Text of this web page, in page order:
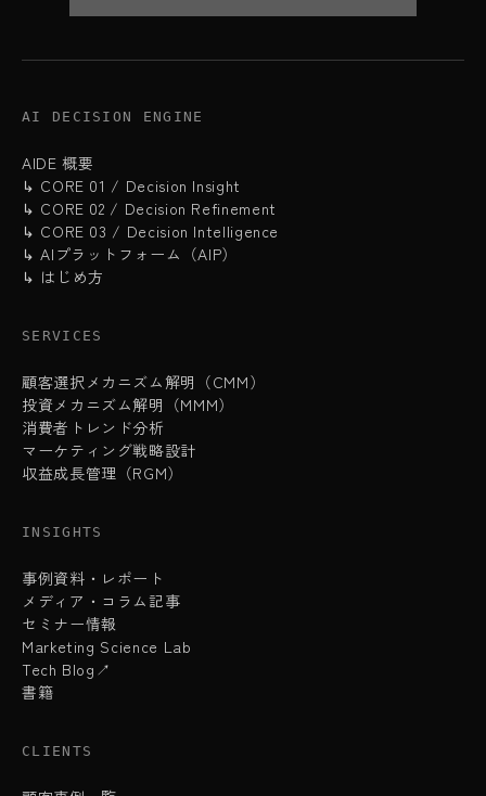
AI DECISION ENGINE
AIDE 概要
↳ CORE 01 / Decision Insight
↳ CORE 02 / Decision Refinement
↳ CORE 03 / Decision Intelligence
↳ AIプラットフォーム（AIP）
↳ はじめ方
SERVICES
顧客選択メカニズム解明（CMM）
投資メカニズム解明（MMM）
消費者トレンド分析
マーケティング戦略設計
収益成長管理（RGM）
INSIGHTS
事例資料・レポート
メディア・コラム記事
セミナー情報
Marketing Science Lab
Tech Blog↗
書籍
CLIENTS